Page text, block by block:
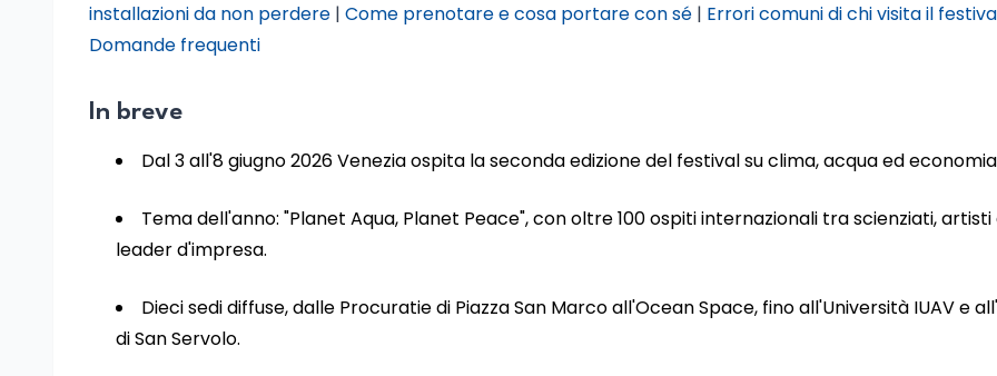
installazioni da non perdere | Come prenotare e cosa portare con sé | Errori comuni di chi visita il
Domande frequenti
In breve
Dal 3 all'8 giugno 2026 Venezia ospita la seconda edizione del festival su clima, acqua ed
Tema dell'anno: "Planet Aqua, Planet Peace", con oltre 100 ospiti internazionali tra scienziati, artisti
leader d'impresa.
Dieci sedi diffuse, dalle Procuratie di Piazza San Marco all'Ocean Space, fino all'Università IUAV e
di San Servolo.